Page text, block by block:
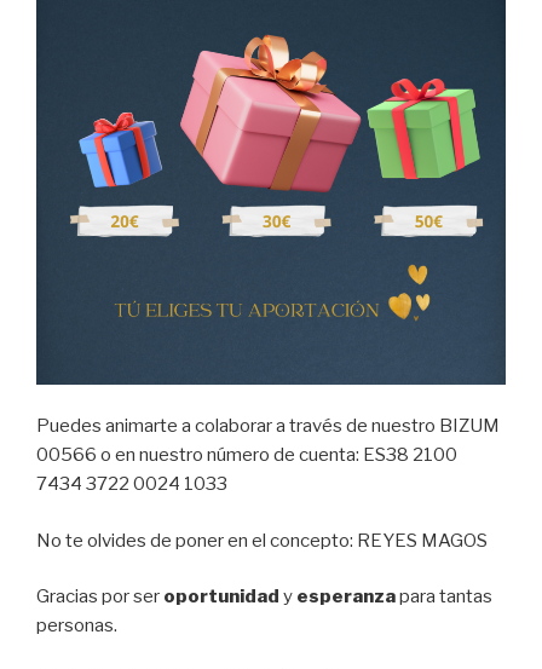
Puedes animarte a colaborar a través de nuestro BIZUM
00566 o en nuestro número de cuenta: ES38 2100
7434 3722 0024 1033
No te olvides de poner en el concepto: REYES MAGOS
Gracias por ser oportunidad y esperanzapara tantas
personas.